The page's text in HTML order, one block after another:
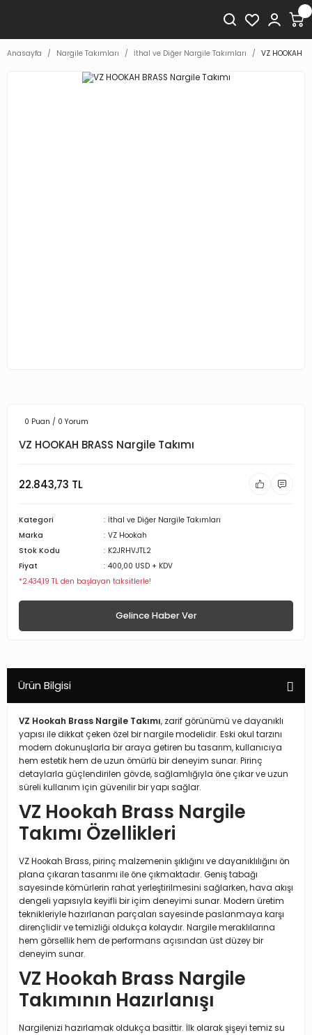
Anasayfa Nargile Takımları İthal ve Diğer Nargile Takımları VZ HOOKAH
0 Puan / 0 Yorum
VZ HOOKAH BRASS Nargile Takımı
22.843,73 TL
Kategori
İthal ve Diğer Nargile Takımları
Marka
VZ Hookah
Stok Kodu
K2JRHVJTL2
Fiyat
400,00 USD + KDV
*2.434,19 TL den başlayan taksitlerle!
Gelince Haber Ver
Ürün Bilgisi
VZ Hookah Brass Nargile Takımı, zarif görünümü ve dayanıklı
yapısı ile dikkat çeken özel bir nargile modelidir. Eski okul tarzını
modern dokunuşlarla bir araya getiren bu tasarım, kullanıcıya
hem estetik hem de uzun ömürlü bir deneyim sunar. Pirinç
detaylarla güçlendirilen gövde, sağlamlığıyla öne çıkar ve uzun
süreli kullanım için güvenilir bir yapı sağlar.
VZ Hookah Brass Nargile
Takımı Özellikleri
VZ Hookah Brass, pirinç malzemenin şıklığını ve dayanıklılığını ön
plana çıkaran tasarımı ile öne çıkmaktadır. Geniş tabağı
sayesinde kömürlerin rahat yerleştirilmesini sağlarken, hava akışı
dengeli yapısıyla keyifli bir içim deneyimi sunar. Modern üretim
teknikleriyle hazırlanan parçaları sayesinde paslanmaya karşı
dirençlidir ve temizliği oldukça kolaydır. Nargile meraklılarına
hem görsellik hem de performans açısından üst düzey bir
deneyim sunar.
VZ Hookah Brass Nargile
Takımının Hazırlanışı
Nargilenizi hazırlamak oldukça basittir. İlk olarak şişeyi temiz su